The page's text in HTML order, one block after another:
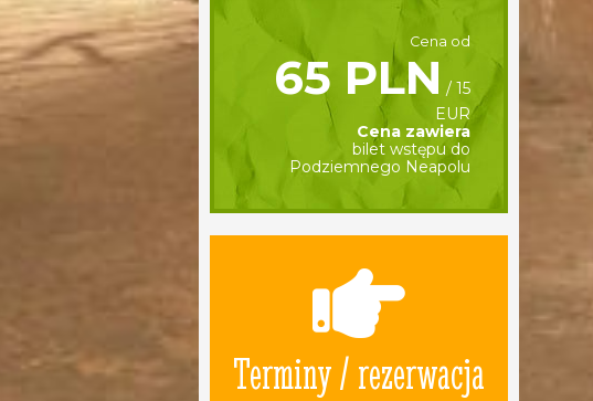
Cena od
65 PLN / 15
EUR
Cena zawiera
bilet wstępu do
Podziemnego Neapolu
Terminy / rezerwacja